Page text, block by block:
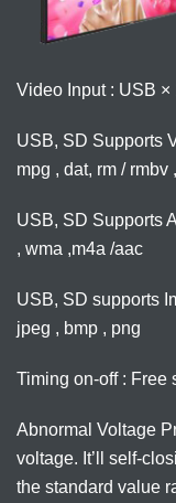
Video Input : USB ×
USB, SD Supports
mpg , dat, rm / rmbv
USB, SD Supports
, wma ,m4a /aac
USB, SD supports
jpeg , bmp , png
Timing on-off : Free
Abnormal Voltage
voltage. It’ll self-
the standard value